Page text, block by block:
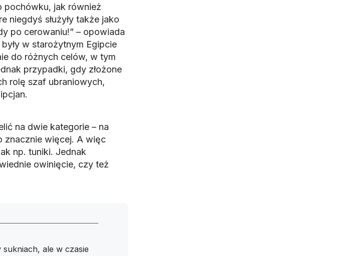
pochówku, jak również
niegdyś służyły także jako
po cerowaniu!” – opowiada
w starożytnym Egipcie
do różnych celów, w tym
przypadki, gdy złożone
rolę szaf ubraniowych,
na dwie kategorie – na
znacznie więcej. A więc
np. tuniki. Jednak
owinięcie, czy też
sukniach, ale w czasie